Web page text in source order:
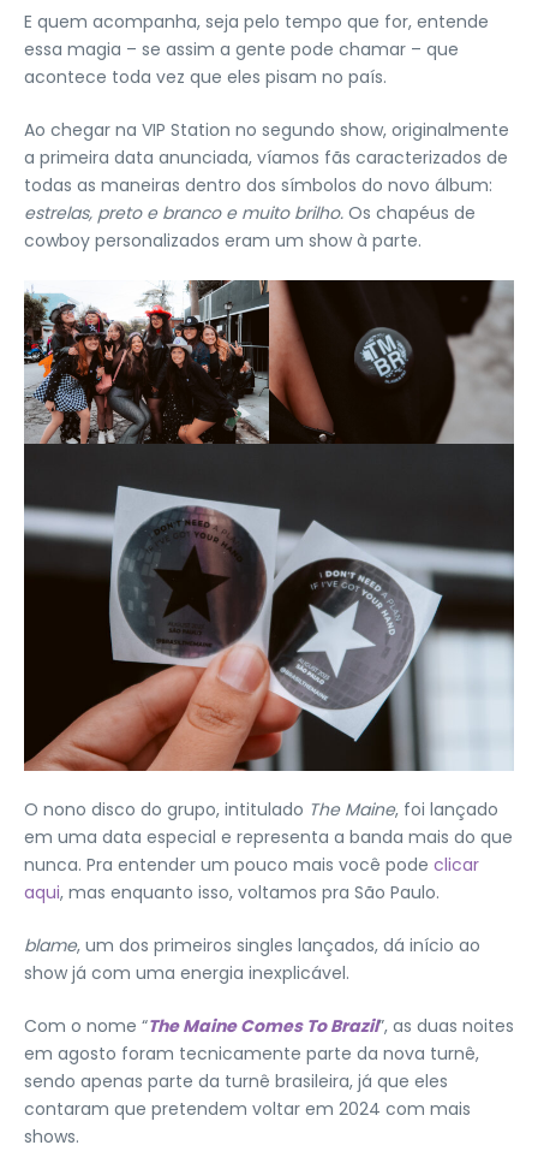
E quem acompanha, seja pelo tempo que for, entende
essa magia – se assim a gente pode chamar – que
acontece toda vez que eles pisam no país.
Ao chegar na VIP Station no segundo show, originalmente
a primeira data anunciada, víamos fãs caracterizados de
todas as maneiras dentro dos símbolos do novo álbum:
estrelas, preto e branco e muito brilho. Os chapéus de
cowboy personalizados eram um show à parte.
O nono disco do grupo, intitulado The Maine, foi lançado
em uma data especial e representa a banda mais do que
nunca. Pra entender um pouco mais você pode clicar
aqui, mas enquanto isso, voltamos pra São Paulo.
blame, um dos primeiros singles lançados, dá início ao
show já com uma energia inexplicável.
Com o nome “The Maine Comes To Brazil”, as duas noites
em agosto foram tecnicamente parte da nova turnê,
sendo apenas parte da turnê brasileira, já que eles
contaram que pretendem voltar em 2024 com mais
shows.